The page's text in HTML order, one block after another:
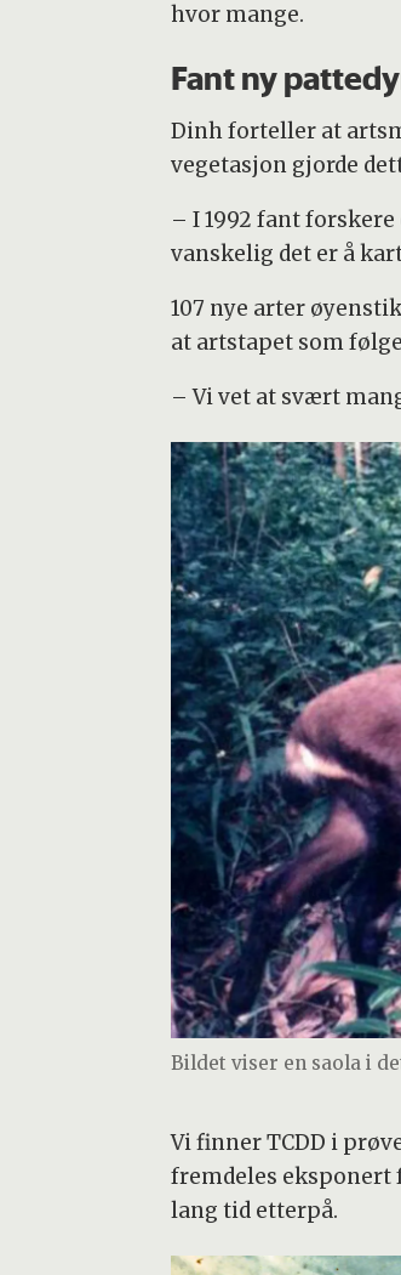
hvor mange.
Fant ny
Dinh forteller at
vegetasjon gjorde
– I 1992 fant
vanskelig det er å
107 nye arter
at artstapet som
– Vi vet at svært
Bildet viser en saola i
Vi finner TCDD i
fremdeles eksponert
lang tid etterpå.